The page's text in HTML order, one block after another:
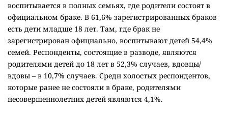
воспитывается в полных семьях, где родители состоят в
официальном браке. В 61,6% зарегистрированных браков
есть дети младше 18 лет. Там, где брак не
зарегистрирован официально, воспитывают детей 54,4%
семей. Респонденты, состоящие в разводе, являются
родителями детей до 18 лет в 52,3% случаев, вдовцы/
вдовы – в 10,7% случаев. Среди холостых респондентов,
которые ранее не состояли в браке, родителями
несовершеннолетних детей являются 4,1%.